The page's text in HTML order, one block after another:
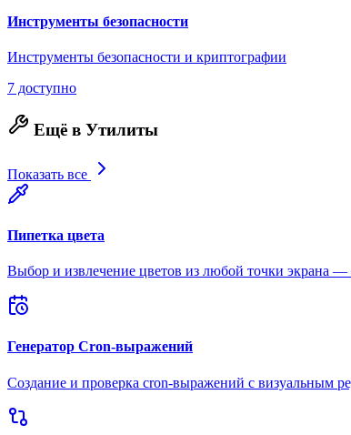
Инструменты безопасности
Инструменты безопасности и криптографии
7 доступно
Ещё в Утилиты
Показать все
Пипетка цвета
Выбор и извлечение цветов из любой точки экрана —
Генератор Cron-выражений
Создание и проверка cron-выражений с визуальным